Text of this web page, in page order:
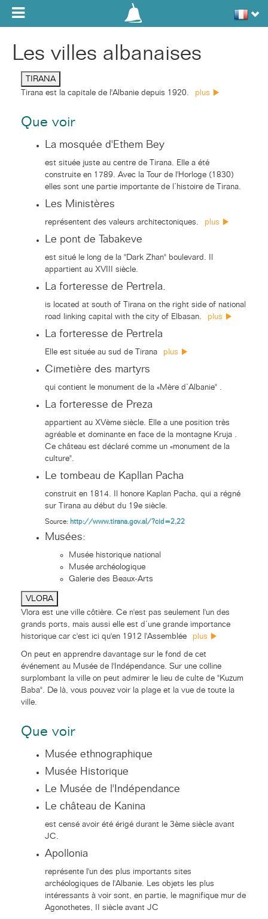
Toggle navigation
Les villes albanaises
TIRANA
Tirana est la capitale de l'Albanie depuis 1920.
plus
Que voir
La mosquée d'Ethem Bey
est située juste au centre de Tirana. Elle a été
construite en 1789. Avec la Tour de l'Horloge (1830)
elles sont une partie importante de l’histoire de Tirana.
Les Ministères
représentent des valeurs architectoniques. plus
Le pont de Tabakeve
est situé le long de la "Dark Zhan" boulevard. Il
appartient au XVIII siècle.
La forteresse de Pertrela.
is located at south of Tirana on the right side of national
road linking capital with the city of Elbasan.
plus
La forteresse de Pertrela
Elle est située au sud de Tirana plus
Cimetière des martyrs
qui contient le monument de la «Mère d’Albanie" .
La forteresse de Preza
appartient au XVème siècle. Elle a une position très
agréable et dominante en face de la montagne Kruja .
Ce château est déclaré comme un «monument de la
culture".
Le tombeau de Kapllan Pacha
construit en 1814. Il honore Kaplan Pacha, qui a régné
sur Tirana au début du 19e siècle.
Source: http://www.tirana.gov.al/?cid=2,22
Musées:
Musée historique national
Musée archéologique
Galerie des Beaux-Arts
VLORA
Vlora est une ville côtière. Ce n'est pas seulement l'un des
grands ports, mais aussi elle est d’une grande importance
historique car c'est ici qu'en 1912 l'Assemblée
plus
On peut en apprendre davantage sur le fond de cet
événement au Musée de l'Indépendance. Sur une colline
surplombant la ville on peut admirer le lieu de culte de "Kuzum
Baba". De là, vous pouvez voir la plage et la vue de toute la
ville.
Que voir
Musée ethnographique
Musée Historique
Le Musée de l'Indépendance
Le château de Kanina
est censé avoir été érigé durant le 3ème siècle avant
JC.
Apollonia
représente l'un des plus importants sites
archéologiques de l'Albanie. Les objets les plus
intéressants à voir sont, en partie, le magnifique mur de
Agonothetes, II siècle avant JC